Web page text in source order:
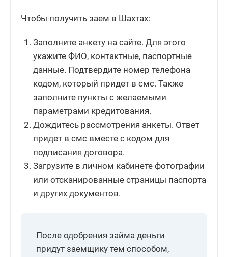
Чтобы получить заем в Шахтах:
Заполните анкету на сайте. Для этого
укажите ФИО, контактные, паспортные
данные. Подтвердите номер телефона
кодом, который придет в смс. Также
заполните пункты с желаемыми
параметрами кредитования.
Дождитесь рассмотрения анкеты. Ответ
придет в смс вместе с кодом для
подписания договора.
Загрузите в личном кабинете фотографии
или отсканированные страницы паспорта
и других документов.
После одобрения займа деньги
придут заемщику тем способом,